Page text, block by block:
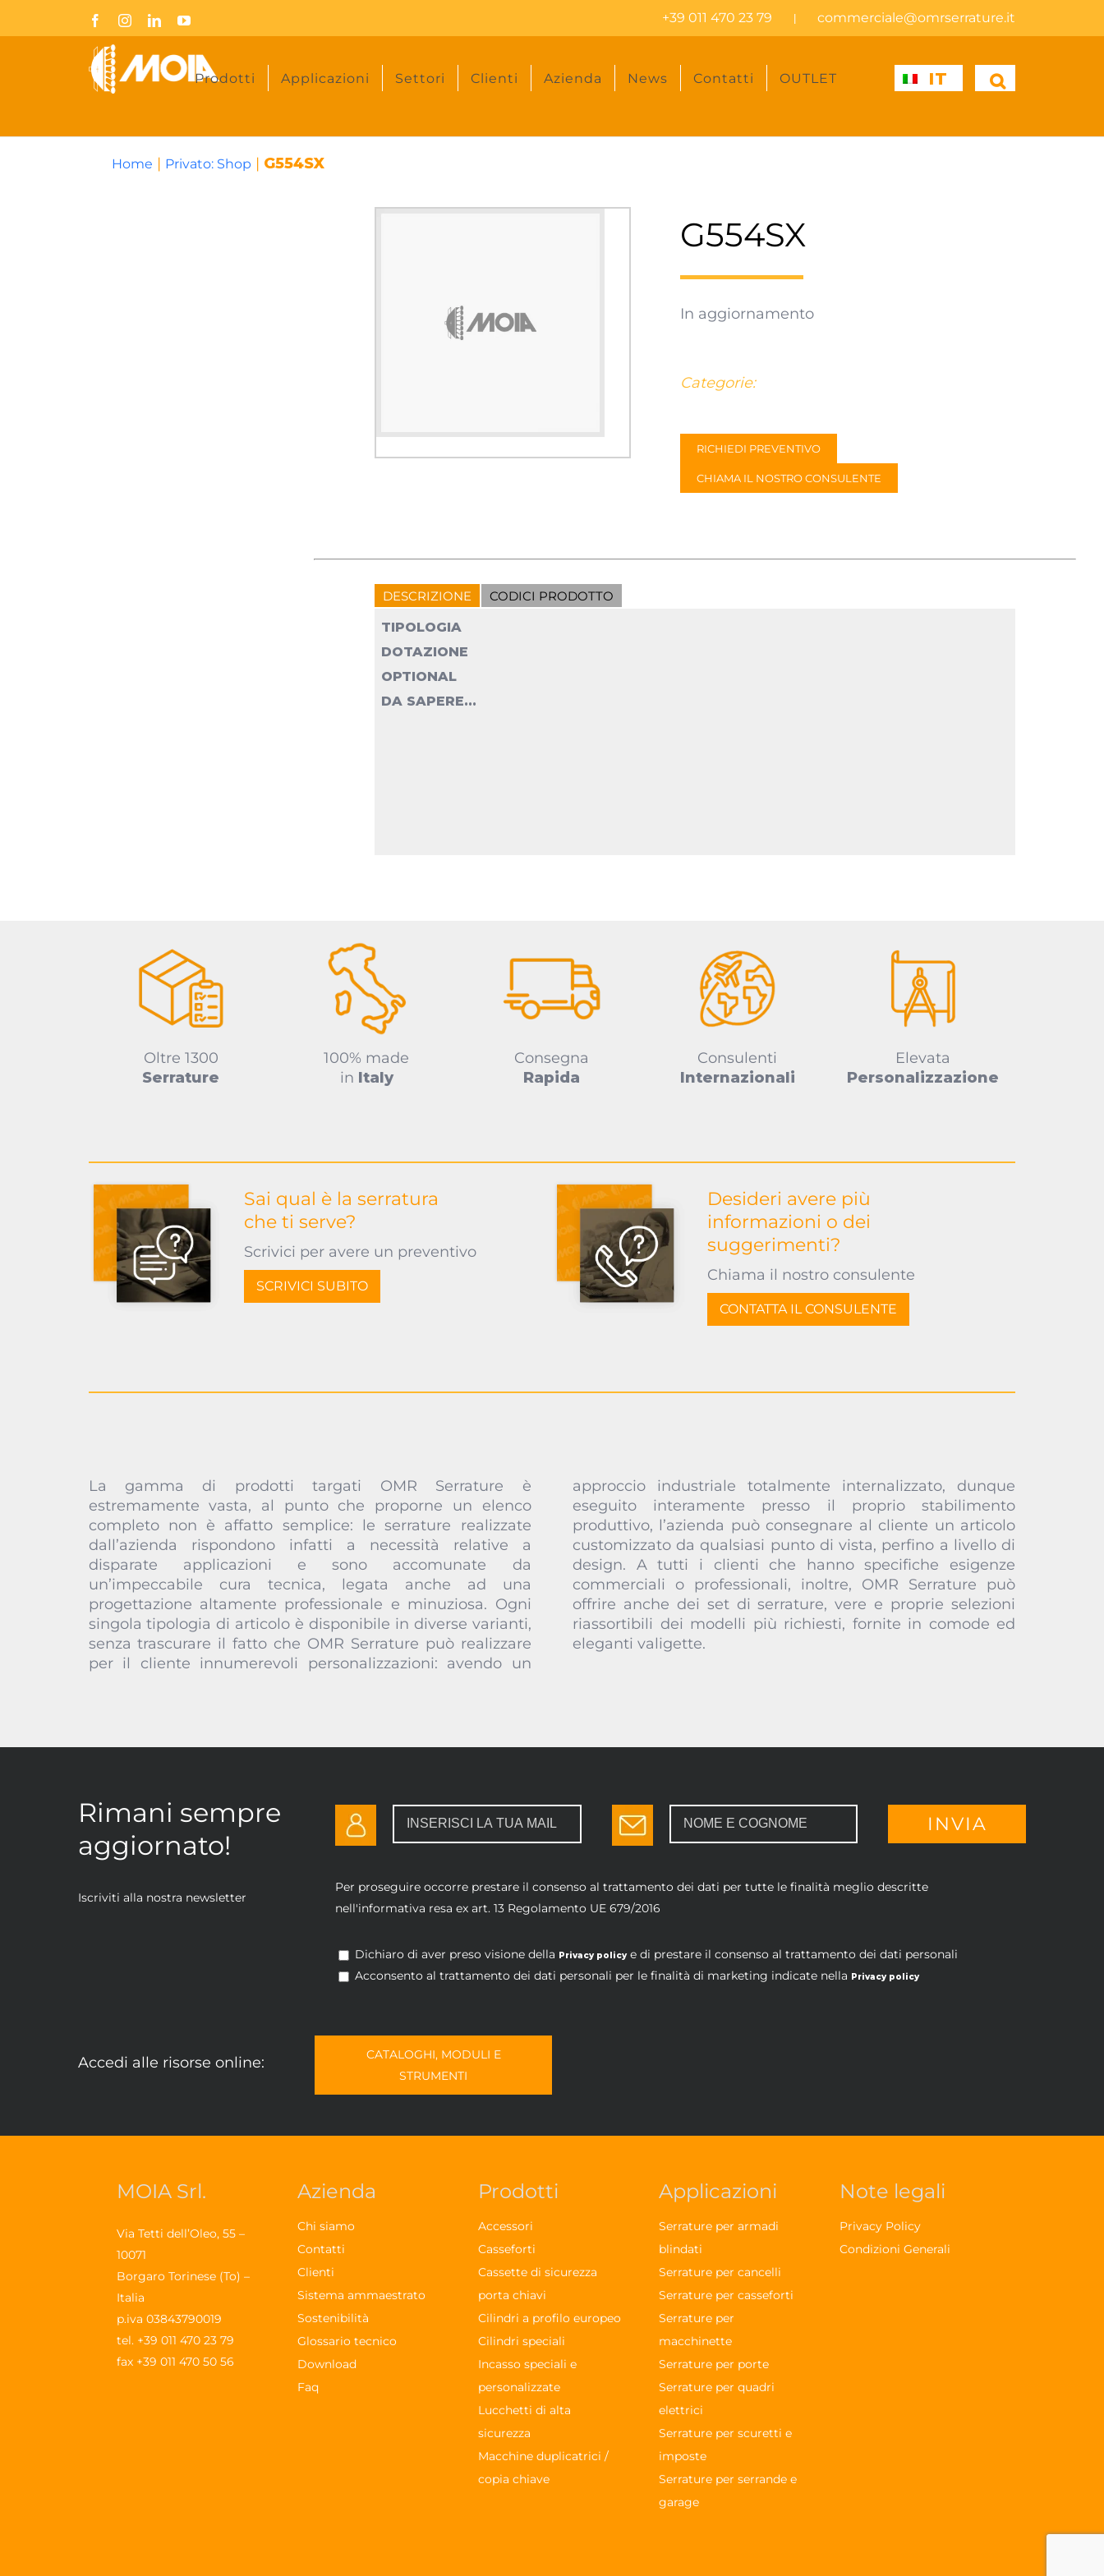
to
FacebookInstagramLinkedInYouTube +39 011 470 23 79 | commerciale@omrserrature.it
Prodotti Applicazioni Settori Clienti Azienda News Contatti OUTLET IT
Home | Privato: Shop | G554SX
G554SX
In aggiornamento
Categorie:
RICHIEDI PREVENTIVO
CHIAMA IL NOSTRO CONSULENTE
DESCRIZIONE
CODICI PRODOTTO
TIPOLOGIA
DOTAZIONE
OPTIONAL
DA SAPERE...
Oltre 1300
Serrature
100% made
in Italy
Consegna
Rapida
Consulenti
Internazionali
Elevata
Personalizzazione
Sai qual è la serratura
che ti serve?
Scrivici per avere un preventivo
SCRIVICI SUBITO
Desideri avere più
informazioni o dei
suggerimenti?
Chiama il nostro consulente
CONTATTA IL CONSULENTE
La gamma di prodotti targati OMR Serrature è
estremamente vasta, al punto che proporne un elenco
completo non è affatto semplice: le serrature realizzate
dall’azienda rispondono infatti a necessità relative a
disparate applicazioni e sono accomunate da
un’impeccabile cura tecnica, legata anche ad una
progettazione altamente professionale e minuziosa. Ogni
singola tipologia di articolo è disponibile in diverse varianti,
senza trascurare il fatto che OMR Serrature può realizzare
per il cliente innumerevoli personalizzazioni: avendo un
approccio industriale totalmente internalizzato, dunque
eseguito interamente presso il proprio stabilimento
produttivo, l’azienda può consegnare al cliente un articolo
customizzato da qualsiasi punto di vista, perfino a livello di
design. A tutti i clienti che hanno specifiche esigenze
commerciali o professionali, inoltre, OMR Serrature può
offrire anche dei set di serrature, vere e proprie selezioni
riassortibili dei modelli più richiesti, fornite in comode ed
eleganti valigette.
Rimani sempre
aggiornato!
Iscriviti alla nostra newsletter
Per proseguire occorre prestare il consenso al trattamento dei dati per tutte le finalità meglio descritte
nell'informativa resa ex art. 13 Regolamento UE 679/2016
Dichiaro di aver preso visione della Privacy policye di prestare il consenso al trattamento dei dati personali
Acconsento al trattamento dei dati personali per le finalità di marketing indicate nella Privacy policy
Accedi alle risorse online:
CATALOGHI, MODULI E
STRUMENTI
MOIA Srl.
Via Tetti dell’Oleo, 55 –
10071
Borgaro Torinese (To) –
Italia
p.iva 03843790019
tel. +39 011 470 23 79
fax +39 011 470 50 56
Azienda
Chi siamo
Contatti
Clienti
Sistema ammaestrato
Sostenibilità
Glossario tecnico
Download
Faq
Prodotti
Accessori
Casseforti
Cassette di sicurezza
porta chiavi
Cilindri a profilo europeo
Cilindri speciali
Incasso speciali e
personalizzate
Lucchetti di alta
sicurezza
Macchine duplicatrici /
copia chiave
Applicazioni
Serrature per armadi
blindati
Serrature per cancelli
Serrature per casseforti
Serrature per
macchinette
Serrature per porte
Serrature per quadri
elettrici
Serrature per scuretti e
imposte
Serrature per serrande e
garage
Note legali
Privacy Policy
Condizioni Generali